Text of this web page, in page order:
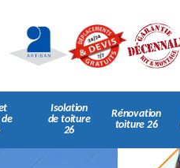
Isolation
de toiture
26
Rénovation
toiture 26